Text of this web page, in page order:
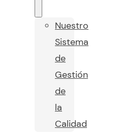
Nuestro
Sistema
de
Gestión
de
la
Calidad